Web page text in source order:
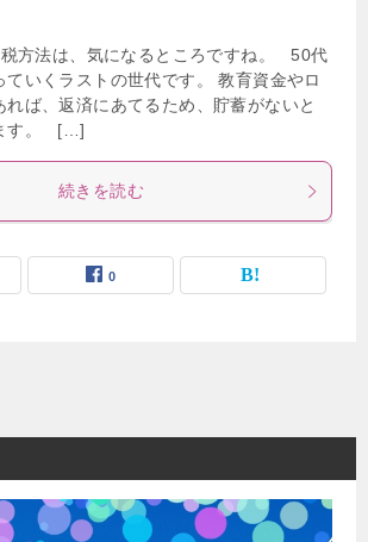
方法は、気になるところですね。 50代
ていくラストの世代です。 教育資金やロ
れば、返済にあてるため、貯蓄がないと
す。 […]
続きを読む
0